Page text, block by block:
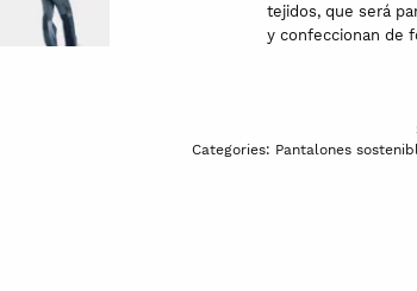
tejidos, que será
y confeccionan de
Categories: Pantalones